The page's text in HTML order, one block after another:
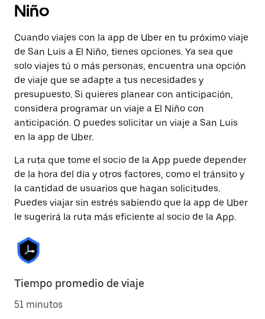
Niño
Cuando viajes con la app de Uber en tu próximo viaje
de San Luis a El Niño, tienes opciones. Ya sea que
solo viajes tú o más personas, encuentra una opción
de viaje que se adapte a tus necesidades y
presupuesto. Si quieres planear con anticipación,
considera programar un viaje a El Niño con
anticipación. O puedes solicitar un viaje a San Luis
en la app de Uber.
La ruta que tome el socio de la App puede depender
de la hora del día y otros factores, como el tránsito y
la cantidad de usuarios que hagan solicitudes.
Puedes viajar sin estrés sabiendo que la app de Uber
le sugerirá la ruta más eficiente al socio de la App.
Tiempo promedio de viaje
51 minutos